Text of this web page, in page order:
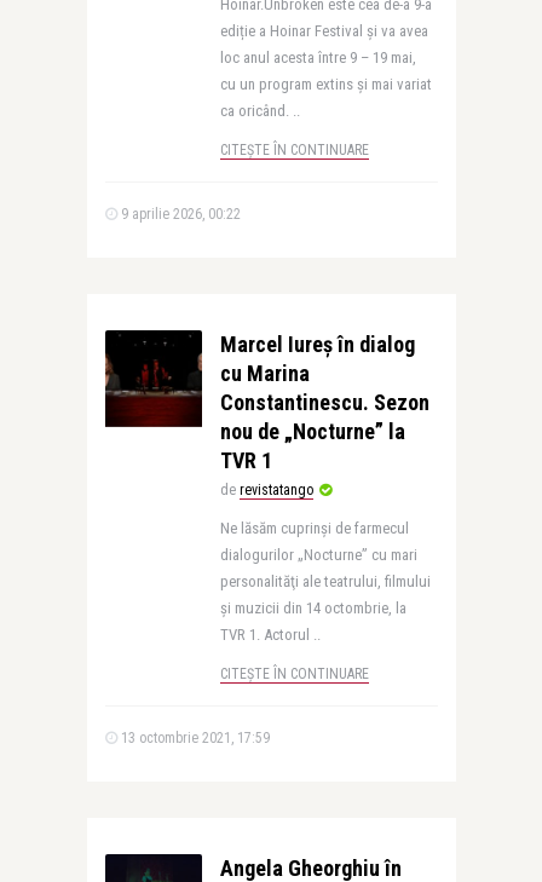
Hoinar.Unbroken este cea de-a 9-a
ediție a Hoinar Festival și va avea
loc anul acesta între 9 – 19 mai,
cu un program extins și mai variat
ca oricând. ..
CITEȘTE ÎN CONTINUARE
9 aprilie 2026, 00:22
Marcel Iureș în dialog
cu Marina
Constantinescu. Sezon
nou de „Nocturne” la
TVR 1
de revistatango
Ne lăsăm cuprinşi de farmecul
dialogurilor „Nocturne” cu mari
personalităţi ale teatrului, filmului
şi muzicii din 14 octombrie, la
TVR 1. Actorul ..
CITEȘTE ÎN CONTINUARE
13 octombrie 2021, 17:59
Angela Gheorghiu în